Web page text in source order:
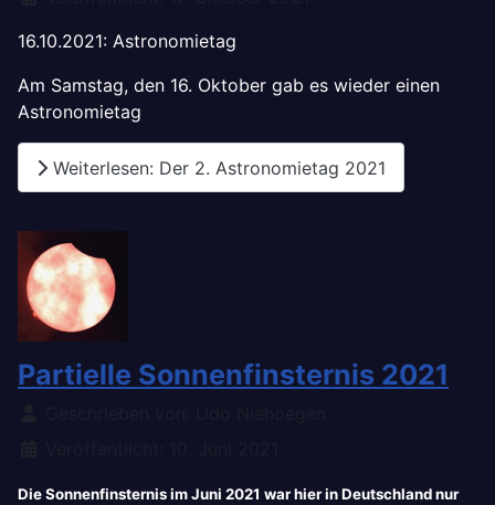
16.10.2021: Astronomietag
Am Samstag, den 16. Oktober gab es wieder einen
Astronomietag
Weiterlesen: Der 2. Astronomietag 2021
Partielle Sonnenfinsternis 2021
Die Sonnenfinsternis im Juni 2021 war hier in Deutschland nur